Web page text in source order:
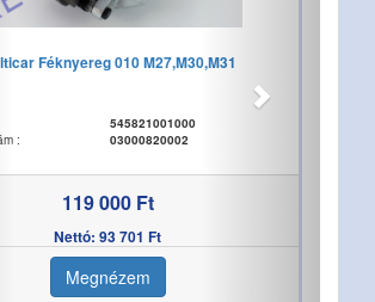
Féknyereg 010 M27,M30,M31
545821001000
:
03000820002
119 000 Ft
Nettó: 93 701 Ft
Megnézem